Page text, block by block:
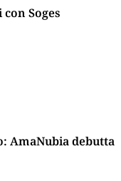
Soges
AmaNubia debutta